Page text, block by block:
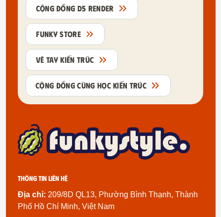
CỘNG ĐỒNG D5 RENDER
FUNKY STORE
VẼ TAY KIẾN TRÚC
CỘNG ĐỒNG CÙNG HỌC KIẾN TRÚC
Thông tin liên hệ
Địa chỉ: 209/8D QL13, Phường Bình Thạnh, Thành
Phố Hồ Chí Minh, Việt Nam